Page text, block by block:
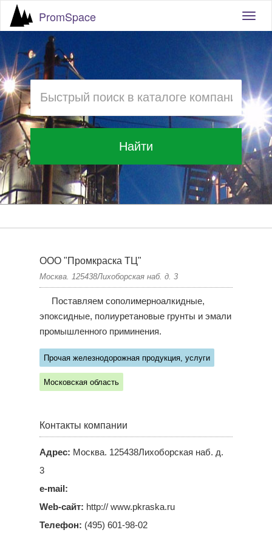
PromSpace
Найти
ООО "Промкраска ТЦ"
Москва. 125438Лихоборская наб. д. 3
Поставляем сополимерноалкидные,
эпоксидные, полиуретановые грунты и эмали
промышленного приминения.
Прочая железнодорожная продукция, услуги
Московская область
Контакты компании
Адрес: Москва. 125438Лихоборская наб. д.
3
e-mail:
Web-сайт: http:// www.pkraska.ru
Телефон: (495) 601-98-02